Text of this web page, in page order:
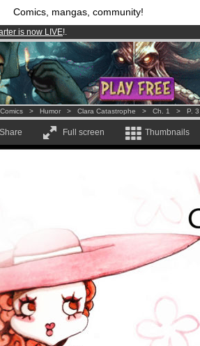
Comics, mangas, community!
is now LIVE!.
membersand 1208comics & mangas!.
from3.95 euros per month !Get membership
Comics > Humor > Clara Catastrophe > Ch. 1 > P. 3
Share Full screen Thumbnails